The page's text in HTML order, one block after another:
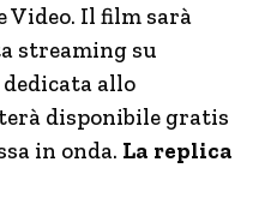
Video. Il film sarà
streaming su
allo
disponibile gratis
in onda. La replica